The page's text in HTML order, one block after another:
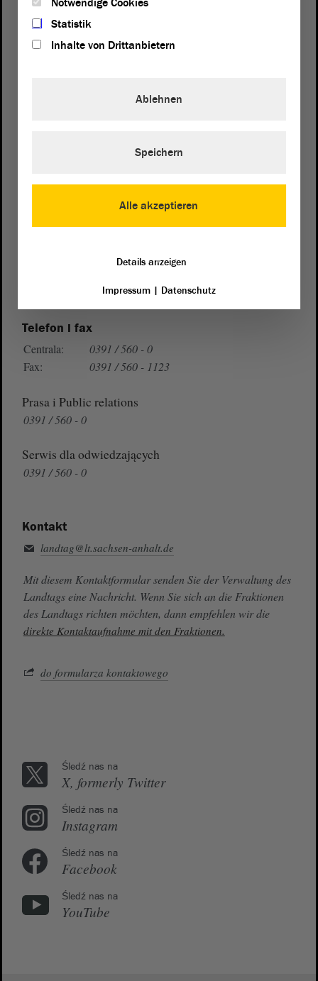
39104 Magdeburg
Na Google Maps
Telefon i fax
Centrala:
0391 / 560 - 0
Fax:
0391 / 560 - 1123
Prasa i Public relations
0391 / 560 - 0
Serwis dla odwiedzających
0391 / 560 - 0
Kontakt
landtag@lt.sachsen-anhalt.de
Mit diesem Kontaktformular senden Sie der Verwaltung des
Landtags eine Nachricht. Wenn Sie sich an die Fraktionen
des Landtags richten möchten, dann empfehlen wir die
direkte Kontaktaufnahme mit den Fraktionen.
do formularza kontaktowego
Śledź nas na
X, formerly Twitter
Śledź nas na
Instagram
Śledź nas na
Facebook
Śledź nas na
YouTube
Notwendige Cookies
Statistik
Inhalte von Drittanbietern
Alle akzeptieren
Ablehnen
Speichern
Details anzeigen
Impressum| Datenschutz